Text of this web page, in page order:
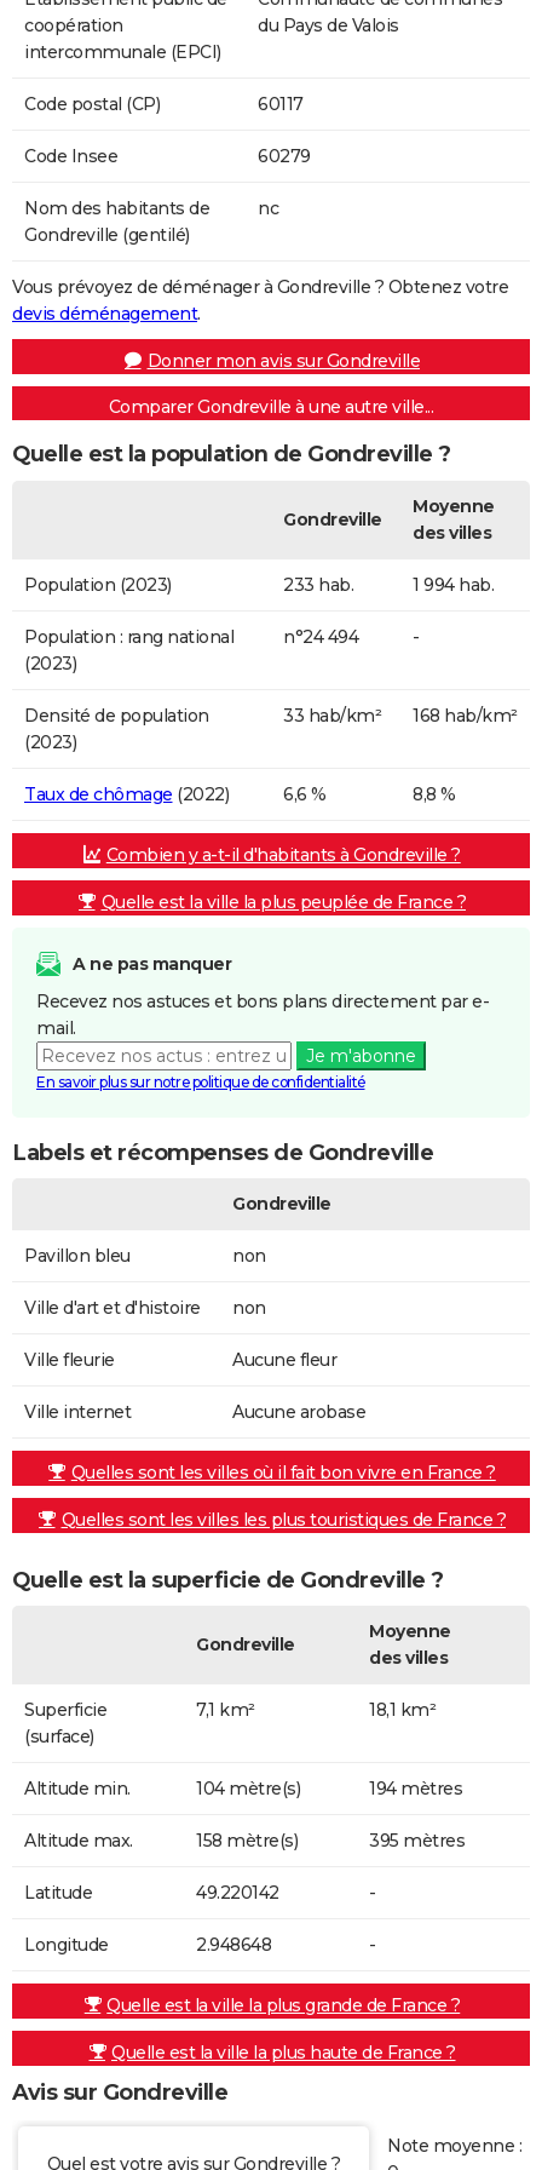
coopération
intercommunale (EPCI)
du Pays de Valois
Code postal (CP) 60117
Code Insee 60279
Nom des habitants de
Gondreville (gentilé)
nc
Vous prévoyez de déménager à Gondreville ? Obtenez votre
devis déménagement.
Donner mon avis sur Gondreville
Comparer Gondreville à une autre ville...
Quelle est la population de Gondreville ?
Gondreville
Moyenne
des villes
Population (2023) 233 hab. 1 994 hab.
Population : rang national
(2023)
n°24 494 -
Densité de population
(2023)
33 hab/km² 168 hab/km²
Taux de chômage (2022) 6,6 % 8,8 %
Combien y a-t-il d'habitants à Gondreville ?
Quelle est la ville la plus peuplée de France ?
A ne pas manquer
Recevez nos astuces et bons plans directement par e-
mail.
Je m'abonne
En savoir plus sur notre politique de confidentialité
Labels et récompenses de Gondreville
Gondreville
Pavillon bleu non
Ville d'art et d'histoire non
Ville fleurie Aucune fleur
Ville internet Aucune arobase
Quelles sont les villes où il fait bon vivre en France ?
Quelles sont les villes les plus touristiques de France ?
Quelle est la superficie de Gondreville ?
Gondreville
Moyenne
des villes
Superficie
(surface)
7,1 km² 18,1 km²
Altitude min. 104 mètre(s) 194 mètres
Altitude max. 158 mètre(s) 395 mètres
Latitude 49.220142 -
Longitude 2.948648 -
Quelle est la ville la plus grande de France ?
Quelle est la ville la plus haute de France ?
Avis sur Gondreville
Quel est votre avis sur Gondreville ?
Note moyenne :